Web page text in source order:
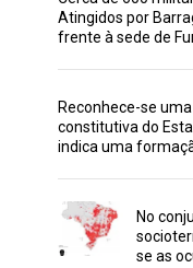
Atingidos por
frente à sede de
Reconhece-se
constitutiva do
indica uma
No
se as